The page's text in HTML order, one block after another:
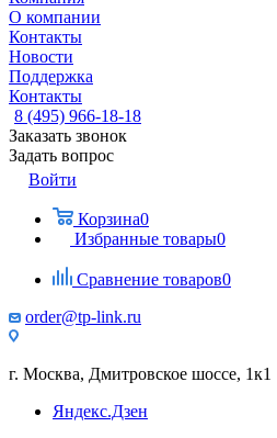
О компании
Контакты
Новости
Поддержка
Контакты
8 (495) 966-18-18
Заказать звонок
Задать вопрос
Войти
Корзина0
Избранные товары0
Сравнение товаров0
order@tp-link.ru
г. Москва, Дмитровское шоссе, 1к1
Яндекс.Дзен